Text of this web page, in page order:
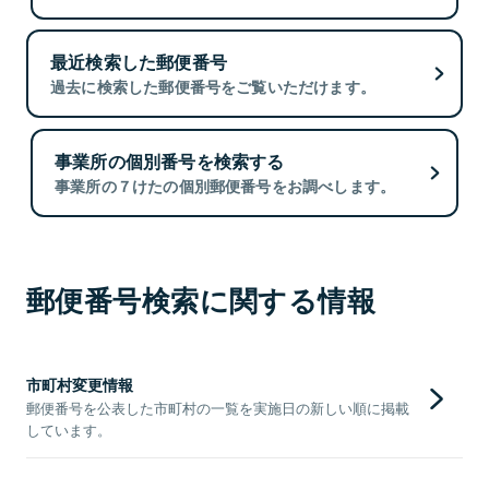
最近検索した郵便番号
過去に検索した郵便番号をご覧いただけます。
事業所の個別番号を検索する
事業所の７けたの個別郵便番号をお調べします。
郵便番号検索に関する情報
市町村変更情報
郵便番号を公表した市町村の一覧を実施日の新しい順に掲載
しています。